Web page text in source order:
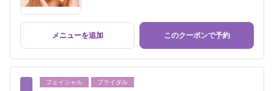
メニューを追加 このクーポンで予約
フェイシャル ブライダル